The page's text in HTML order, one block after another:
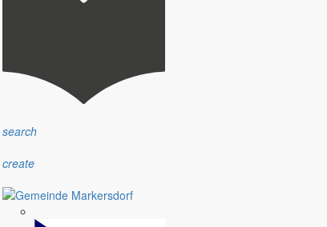
search
create